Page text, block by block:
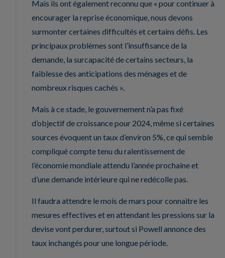
Mais ils ont également reconnu que « pour continuer à
encourager la reprise économique, nous devons
surmonter certaines difficultés et certains défis. Les
principaux problèmes sont l’insuffisance de la
demande, la surcapacité de certains secteurs, la
faiblesse des anticipations des ménages et de
nombreux risques cachés ».
Mais à ce stade, le gouvernement n’a pas fixé
d’objectif de croissance pour 2024, même si certaines
sources évoquent un taux d’environ 5%, ce qui semble
compliqué compte tenu du ralentissement de
l’économie mondiale attendu l’année prochaine et
d’une demande intérieure qui ne redécolle pas.
Il faudra attendre le mois de mars pour connaitre les
mesures effectives et en attendant les pressions sur la
devise vont perdurer, surtout si Powell annonce des
taux inchangés pour une longue période.